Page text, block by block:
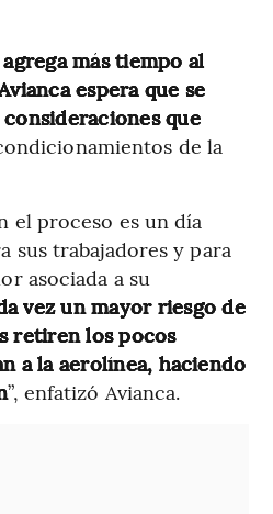
más tiempo al
espera que se
que
de la
el proceso es un día
sus trabajadores y para
asociada a su
vez un mayor riesgo de
retiren los pocos
a la aerolínea, haciendo
”, enfatizó Avianca.